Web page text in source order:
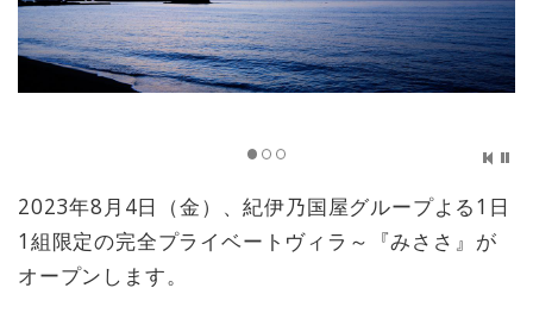
2023年8月4日（金）、紀伊乃国屋グループよる1日
1組限定の完全プライベートヴィラ～『みささ』が
オープンします。